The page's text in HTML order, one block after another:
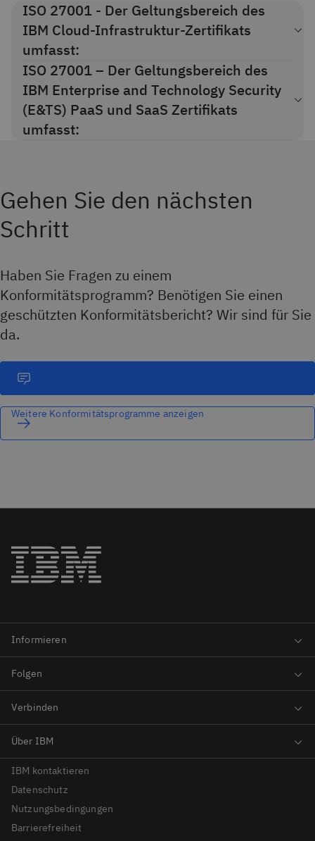
ISO 27001 - Der Geltungsbereich des
IBM Cloud-Infrastruktur-Zertifikats
umfasst:
IBM Cloud Backup
IBM Cloud Bare Metal
IBM Cloud Block Storage
IBM Cloud Direct Link
IBM Cloud File Storage
IBM Cloud Virtual Servers
IPSec VPN
SAP-Certified Cloud Infrastructure
ISO 27001 – Der Geltungsbereich des
IBM Enterprise and Technology Security
(E&TS) PaaS und SaaS Zertifikats
umfasst:
Gehen Sie den nächsten
Schritt
Haben Sie Fragen zu einem
Konformitätsprogramm? Benötigen Sie einen
geschützten Konformitätsbericht? Wir sind für Sie
da.
Weitere Konformitätsprogramme anzeigen
IBM kontaktieren
Datenschutz
Nutzungsbedingungen
Barrierefreiheit